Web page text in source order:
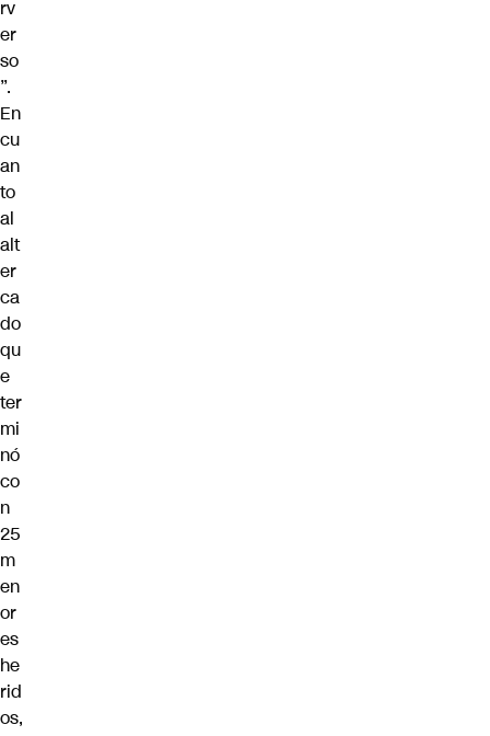
rv
er
so
”.
En
cu
an
to
al
alt
er
ca
do
qu
e
ter
mi
nó
co
n
25
m
en
or
es
he
rid
os,